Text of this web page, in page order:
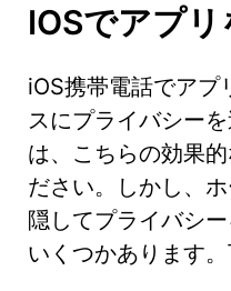
IOSでアプ
iOS携帯電話でアプ
スにプライバシー
は、こちらの効果
ださい。しかし、
隠してプライバシ
いくつかあります